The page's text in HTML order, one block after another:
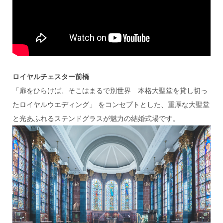
ロイヤルチェスター前橋
「扉をひらけば、そこはまるで別世界 本格大聖堂を貸し切っ
たロイヤルウエディング」 をコンセプトとした、重厚な大聖堂
と光あふれるステンドグラスが魅力の結婚式場です。